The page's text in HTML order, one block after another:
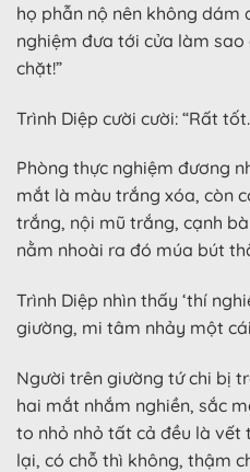
họ phẫn nộ nên không
nghiệm đưa tới cửa làm
chặt!”
Trình Diệp cười cười: “Rất
Phòng thực nghiệm đương
mắt là màu trắng xóa, còn
trắng, nội mũ trắng, cạnh
nằm nhoài ra đó múa bút
Trình Diệp nhìn thấy ‘thí
giường, mi tâm nhảy một
Người trên giường tứ chi bị
hai mắt nhắm nghiền, sắc
to nhỏ nhỏ tất cả đều là vết
lại, có chỗ thì không, thậm